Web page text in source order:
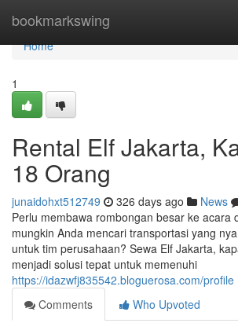
bookmarkswing
Home
Home
1
Rental Elf Jakarta,
18 Orang
junaidohxt512749 326 days ago News
Perlu membawa rombongan besar ke acara
mungkin Anda mencari transportasi yang
untuk tim perusahaan? Sewa Elf Jakarta,
menjadi solusi tepat untuk memenuhi
https://idazwfj835542.bloguerosa.com/profile
Comments
Who Upvoted